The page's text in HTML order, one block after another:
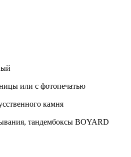
или с фотопечатью
камня
тандембоксы BOYARD